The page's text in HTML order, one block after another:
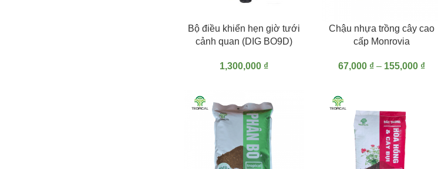
THÊM VÀO GIỎ HÀNG
Bộ điều khiển hẹn giờ tưới
cảnh quan (DIG BO9D)
1,300,000 ₫
LỰA CHỌN CÁC TÙY CHỌN
Chậu nhựa trồng cây cao
cấp Monrovia
67,000 ₫ – 155,000 ₫